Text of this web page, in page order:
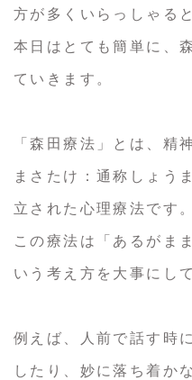
方が多くいらっしゃる
本日はとても簡単に、
ていきます。
「森田療法」とは、精
まさたけ：通称しょう
立された心理療法です。
この療法は「あるがま
いう考え方を大事にし
例えば、人前で話す時
したり、妙に落ち着か